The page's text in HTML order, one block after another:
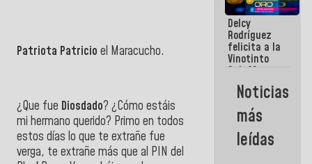
Patriota Patricio el Maracucho.
¿Que fue Diosdado? ¿Cómo estáis
mi hermano querido? Primo en todos
estos días lo que te extrañe fue
verga, te extrañe más que al PIN del
en el
Aeropuerto
Internacional
de
Maiquetía
Delcy
Rodríguez
felicita a la
Vinotinto
Sub 20
campeona
frente
México Sub
23 en los
Centroamericanos
Noticias
más
leídas